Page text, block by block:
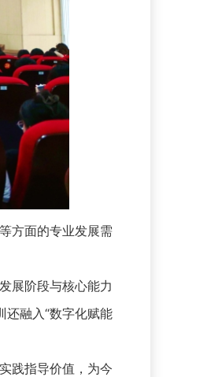
方面的专业发展需
展阶段与核心能力
还融入“数字化赋能
践指导价值，为今